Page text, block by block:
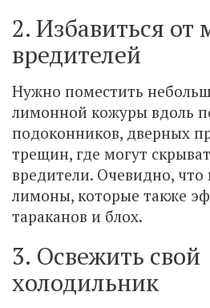
2. Избавиться от
вредителей
Нужно поместить
лимонной кожуры вдоль
подоконников, дверных
трещин, где могут
вредители. Очевидно,
лимоны, которые также
тараканов и блох.
3. Освежить свой
холодильник